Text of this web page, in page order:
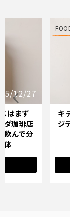
2025/12/21
のパッケー
び直し」の
？